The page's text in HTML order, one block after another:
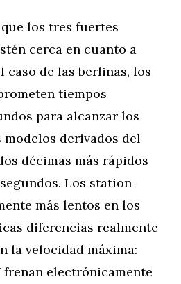
los tres fuertes
cerca en cuanto a
caso de las berlinas, los
tiempos
para alcanzar los
derivados del
décimas más rápidos
Los station
más lentos en los
diferencias realmente
la velocidad máxima:
frenan electrónicamente